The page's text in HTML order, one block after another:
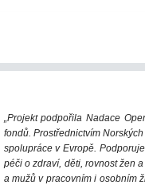
„Projekt podpořila Nadace
fondů. Prostřednictvím
spolupráce v Evropě.
péči o zdraví, děti, rovnost žen
a mužů v pracovním i osobním